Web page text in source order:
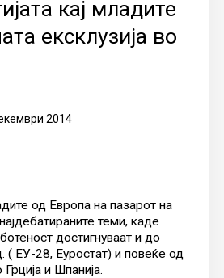
кај младите
ексклузија во
2014
од Европа на пазарот на
теми, каде
достигнуваат и до
( ЕУ-28, Еуростат) и повеќе од
и Шпанија.